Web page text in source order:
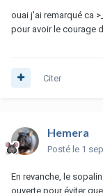
ouai j'ai remarqué ca
pour avoir le courage
Citer
Hemera
Posté le 1
En revanche, le
ouverte pour éviter